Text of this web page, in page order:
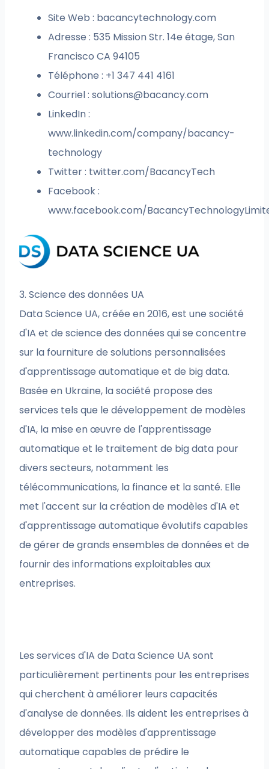
Site Web : bacancytechnology.com
Adresse : 535 Mission Str. 14e étage, San
Francisco CA 94105
Téléphone : +1 347 441 4161
Courriel :solutions@bacancy.com
LinkedIn :
www.linkedin.com/company/bacancy-
technology
Twitter : twitter.com/BacancyTech
Facebook :
www.facebook.com/
3. Science des données UA
Data Science UA, créée en 2016, est une société
d'IA et de science des données qui se concentre
sur la fourniture de solutions personnalisées
d'apprentissage automatique et de big data.
Basée en Ukraine, la société propose des
services tels que le développement de modèles
d'IA, la mise en œuvre de l'apprentissage
automatique et le traitement de big data pour
divers secteurs, notamment les
télécommunications, la finance et la santé. Elle
met l'accent sur la création de modèles d'IA et
d'apprentissage automatique évolutifs capables
de gérer de grands ensembles de données et de
fournir des informations exploitables aux
entreprises.
Les services d'IA de Data Science UA sont
particulièrement pertinents pour les entreprises
qui cherchent à améliorer leurs capacités
d'analyse de données. Ils aident les entreprises à
développer des modèles d'apprentissage
automatique capables de prédire le